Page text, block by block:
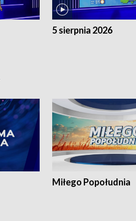
5 sierpnia 2026
Miłego Popołudnia